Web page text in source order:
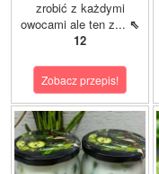
zrobić z każdymi
owocami ale ten z... ⇖
12
Zobacz przepis!